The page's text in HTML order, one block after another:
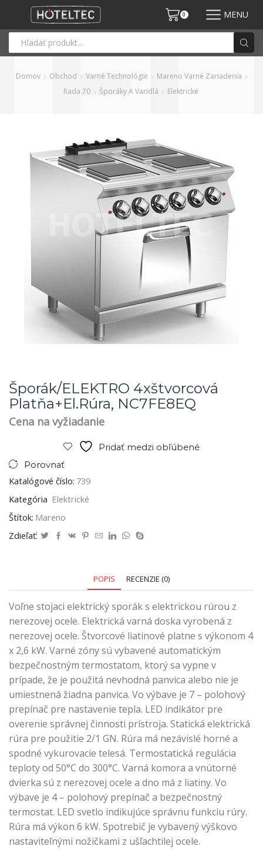
0 MENU
Domov Obchod Varné Technológie
Mareno Varné Zariadenia
Rada 70
Šporáky A Varidlá Elektrické
Šporák/ELEKTRO 4xštvorcová
Platňa+el.rúra, NC7FE8EQ
Cena na vyžiadanie
Pridať medzi obľúbené
Porovnať
Katalógové číslo: 739
Kategória Elektrické
Štítok: Mareno
Zdieľať:
POPIS RECENZIE (0)
Voľne stojaci elektrický sporák s elektrickou rúrou z
nerezovej ocele. Elektrická varná doska vyrobená z
nerezovej ocele. Štvorcové liatinové platne s výkonom 4
x 2,6 kW. Varné zóny sú vybavené automatickým
bezpečnostným termostatom, ktorý sa vypne v
prípade, že je použitá nevhodná panvica alebo nie je
umiestnená žiadna panvica. Vo výbave je 7 – polohový
prepínač pre nastavenie tepla. LED indikátor pre
overenie správnej činnosti prístroja. Statická elektrická
rúra pre použitie 2/1 GN. Rúra má nezávislé horné a
spodné vykurovacie telesá. Termostatická regulácia
teploty od 50°C do 300°C. Varná komora a vnútorné
dvierka sú z nerezovej ocele a dno má z liatiny. Vo
výbave je 4 – polohový prepínač a bezpečnostný
termostat. LED svetlo indikujúce správnu funkciu rúry.
Rúra má výkon 6 kW. Spotrebič je vybavený výškovo
nastaviteľnými nožičkami z ušľachtilej ocele.